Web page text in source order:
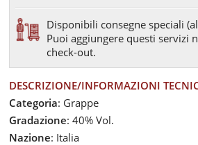
Disponibili consegne speciali
Puoi aggiungere questi servizi
check-out.
DESCRIZIONE/INFORMAZIONI
Categoria: Grappe
Gradazione: 40% Vol.
Nazione: Italia